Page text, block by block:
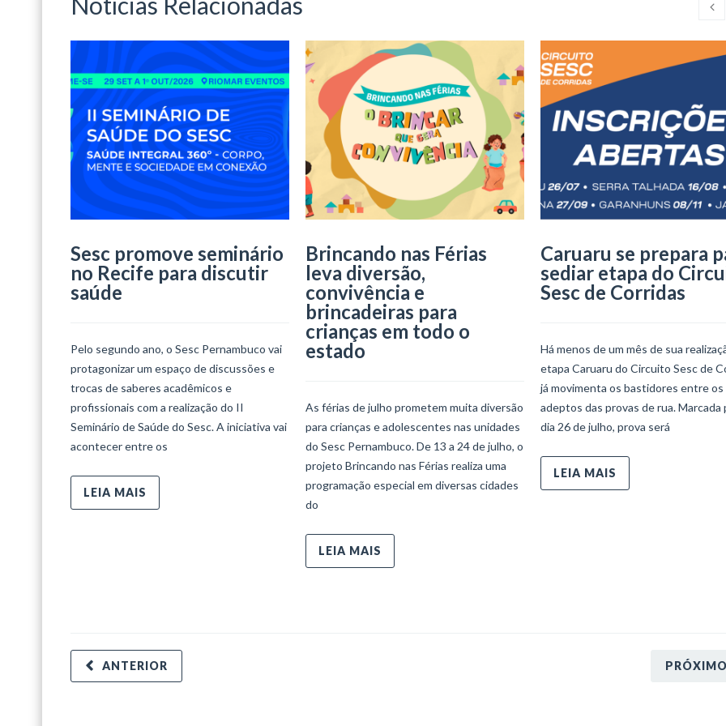
Sesc promove seminário
no Recife para discutir
saúde
Pelo segundo ano, o Sesc Pernambuco vai
protagonizar um espaço de discussões e
trocas de saberes acadêmicos e
profissionais com a realização do II
Seminário de Saúde do Sesc. A iniciativa vai
acontecer entre os
LEIA MAIS
Brincando nas Férias
leva diversão,
convivência e
brincadeiras para
crianças em todo o
estado
As férias de julho prometem muita diversão
para crianças e adolescentes nas unidades
do Sesc Pernambuco. De 13 a 24 de julho, o
projeto Brincando nas Férias realiza uma
programação especial em diversas cidades
do
LEIA MAIS
Caruaru se prepara
sediar etapa do
Sesc de Corridas
Há menos de um mês de sua
etapa Caruaru do Circuito Sesc de
já movimenta os bastidores entre os
adeptos das provas de rua. Marcada
dia 26 de julho, prova será
LEIA MAIS
PRÓXIMO
ANTERIOR